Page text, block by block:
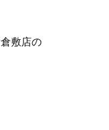
敷店の